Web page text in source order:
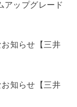
アップグレード
知らせ【三井
知らせ【三井